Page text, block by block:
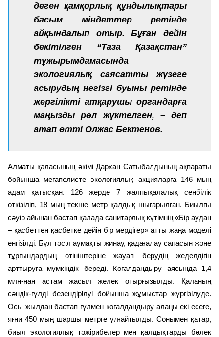
деген қамқорлық құндылықтары
басым міндеттер ретінде
айқындалып отыр. Бұған дейін
бекітілген “Таза Қазақстан”
тұжырымдамасында
экологиялық саясатты жүзеге
асырудың негізгі буыны ретінде
жергілікті атқарушы органдарға
маңызды рөл жүктелген, –деп
атап өтті Олжас Бектенов.
Алматы қаласының әкімі Дархан Сатыбалдының ақпараты
бойынша мегаполисте экологиялық акцияларға 146 мың
адам қатысқан. 126 жерде 7 жалпықалалық сенбілік
өткізіліп, 18 мың текше метр қалдық шығарылған. Биылғы
сәуір айынан бастап қалада санитарлық күтімнің «Бір аудан
– қасбеттен қасбетке дейін бір мердігер» атты жаңа моделі
енгізілді. Бұл тәсіл аумақты жинау, қадағалау сапасын және
тұрғындардың өтініштеріне жауап берудің жеделдігін
арттыруға мүмкіндік береді. Көгалдандыру аясында 1,4
млн-нан астам жасыл желек отырғызылды. Қаланың
сәндік-гүлді безендірілуі бойынша жұмыстар жүргізілуде.
Осы жылдан бастап гүлмен көгалдандыру алаңы екі есеге,
яғни 450 мың шаршы метрге ұлғайтылды. Сонымен қатар,
биыл экологиялық тәжірибелер мен қалдықтарды бөлек